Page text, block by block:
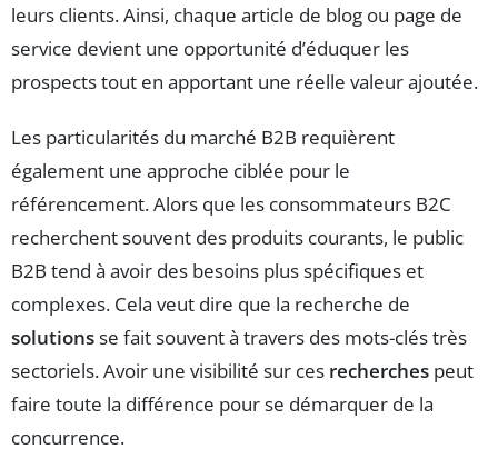
leurs clients. Ainsi, chaque article de blog ou page de
service devient une opportunité d’éduquer les
prospects tout en apportant une réelle valeur ajoutée.
Les particularités du marché B2B requièrent
également une approche ciblée pour le
référencement. Alors que les consommateurs B2C
recherchent souvent des produits courants, le public
B2B tend à avoir des besoins plus spécifiques et
complexes. Cela veut dire que la recherche de
solutionsse fait souvent à travers des mots-clés très
sectoriels. Avoir une visibilité sur ces recherches peut
faire toute la différence pour se démarquer de la
concurrence.